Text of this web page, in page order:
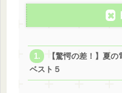
【驚愕の差！】夏
ベスト５